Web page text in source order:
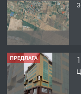
ПРЕДЛАГА